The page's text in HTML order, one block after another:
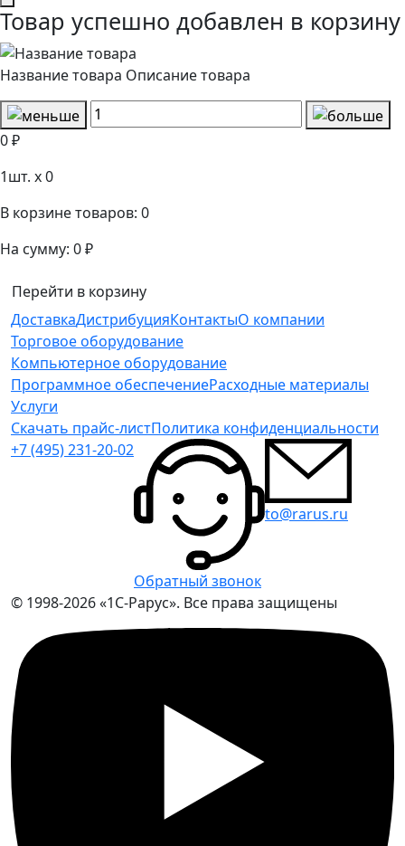
Товар успешно добавлен в корзину
Название товара Описание товара
0 ₽
1шт. x0
В корзине товаров: 0
На сумму: 0 ₽
Перейти в корзину
ДоставкаДистрибуцияКонтактыО компании
Торговое оборудование
Компьютерное оборудование
Программное обеспечениеРасходные материалы
Услуги
Скачать прайс-листПолитика конфиденциальности
+7 (495) 231-20-02
Обратный звонок
to@rarus.ru
© 1998-2026 «1С-Рарус». Все права защищены